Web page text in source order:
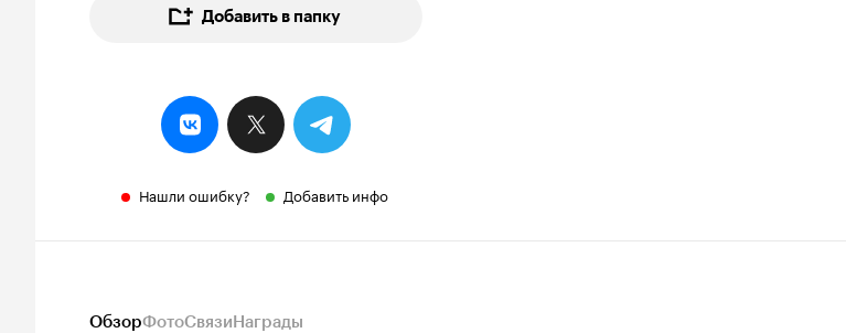
Добавить в папку
Нашли ошибку? Добавить инфо
ОбзорФотоСвязиНаграды